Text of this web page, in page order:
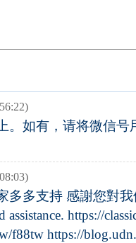
。如有，请将微信号
多多支持 感謝您對
assistance. https://
f88tw https://